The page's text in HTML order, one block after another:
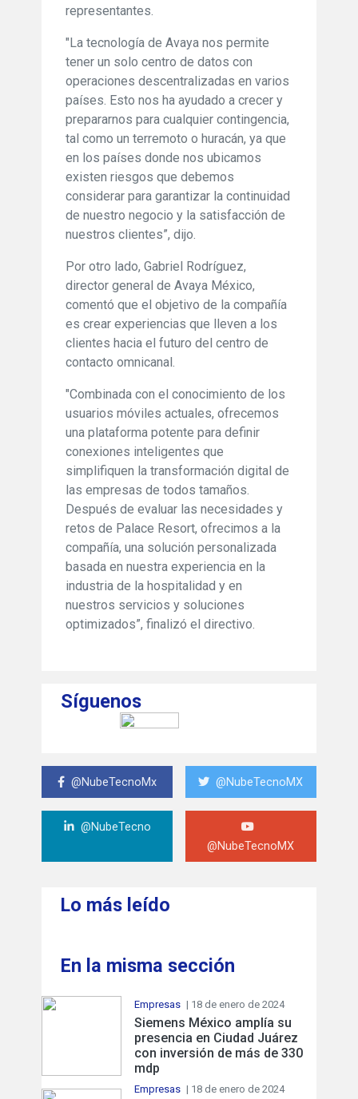
representantes.
"La tecnología de Avaya nos permite
tener un solo centro de datos con
operaciones descentralizadas en varios
países. Esto nos ha ayudado a crecer y
prepararnos para cualquier contingencia,
tal como un terremoto o huracán, ya que
en los países donde nos ubicamos
existen riesgos que debemos
considerar para garantizar la continuidad
de nuestro negocio y la satisfacción de
nuestros clientes”, dijo.
Por otro lado, Gabriel Rodríguez,
director general de Avaya México,
comentó que el objetivo de la compañía
es crear experiencias que lleven a los
clientes hacia el futuro del centro de
contacto omnicanal.
"Combinada con el conocimiento de los
usuarios móviles actuales, ofrecemos
una plataforma potente para definir
conexiones inteligentes que
simplifiquen la transformación digital de
las empresas de todos tamaños.
Después de evaluar las necesidades y
retos de Palace Resort, ofrecimos a la
compañía, una solución personalizada
basada en nuestra experiencia en la
industria de la hospitalidad y en
nuestros servicios y soluciones
optimizados”, finalizó el directivo.
Síguenos
@NubeTecnoMx @NubeTecnoMX
@NubeTecno
@NubeTecnoMX
Lo más leído
En la misma sección
Empresas | 18 de enero de 2024
Siemens México amplía su
presencia en Ciudad Juárez
con inversión de más de 330
mdp
Empresas | 18 de enero de 2024